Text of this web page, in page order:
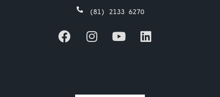
(81) 2133 6270